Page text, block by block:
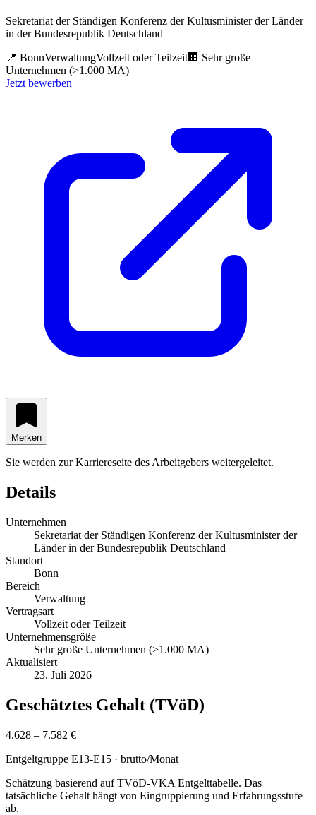
Sekretariat der Ständigen Konferenz der Kultusminister der Länder
in der Bundesrepublik Deutschland
📍 BonnVerwaltungVollzeit oder Teilzeit🏢 Sehr große
Unternehmen (>1.000 MA)
Jetzt bewerben
Merken
Sie werden zur Karriereseite des Arbeitgebers weitergeleitet.
Details
Unternehmen
Sekretariat der Ständigen Konferenz der Kultusminister der
Länder in der Bundesrepublik Deutschland
Standort
Bonn
Bereich
Verwaltung
Vertragsart
Vollzeit oder Teilzeit
Unternehmensgröße
Sehr große Unternehmen (>1.000 MA)
Aktualisiert
23. Juli 2026
Geschätztes Gehalt (TVöD)
4.628 – 7.582 €
Entgeltgruppe E13-E15 · brutto/Monat
Schätzung basierend auf TVöD-VKA Entgelttabelle. Das
tatsächliche Gehalt hängt von Eingruppierung und Erfahrungsstufe
ab.